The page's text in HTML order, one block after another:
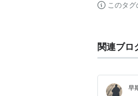
このタ
関連ブロ
早